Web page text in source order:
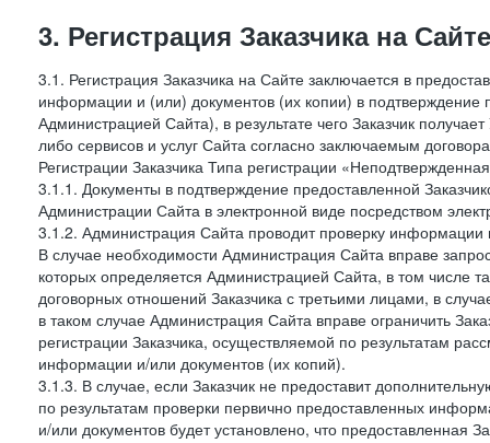
3. Регистрация Заказчика на Сайте
3.1. Регистрация Заказчика на Сайте заключается в
информации и (или) документов (их копии) в
Администрацией Сайта), в результате чего Заказчик
либо сервисов и услуг Сайта согласно заключаемым
Регистрации Заказчика Типа регистрации
3.1.1. Документы в подтверждение предоставленной
Администрации Сайта в электронной виде посредством
3.1.2. Администрация Сайта проводит проверку информации
В случае необходимости Администрация Сайта вправе
которых определяется Администрацией Сайта, в том числе
договорных отношений Заказчика с третьими лицами, в
в таком случае Администрация Сайта вправе ограничить
регистрации Заказчика, осуществляемой по результатам
информации и/или документов (их копий).
3.1.3. В случае, если Заказчик не предоставит
по результатам проверки первично предоставленных
и/или документов будет установлено, что предоставленная